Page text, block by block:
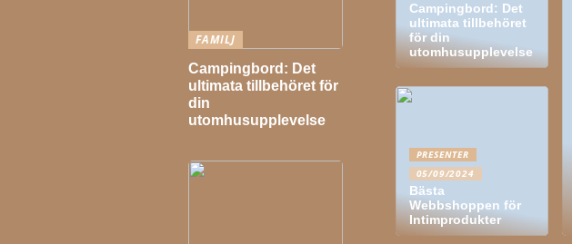
Campingbord: Det
ultimata tillbehöret
för din
utomhusupplevelse
PRESENTER
05/09/2024
Bästa
Webbshoppen för
Intimprodukter
FAMILJ
Campingbord: Det
ultimata tillbehöret för
din
utomhusupplevelse